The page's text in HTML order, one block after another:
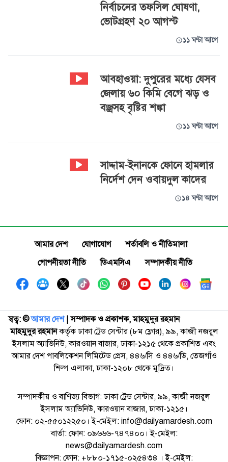
নির্বাচনের তফসিল ঘোষণা,
ভোটগ্রহণ ২০ আগস্ট
১১ ঘণ্টা আগে
আবহাওয়া: দুপুরের মধ্যে যেসব
জেলায় ৬০ কিমি বেগে ঝড় ও
বজ্রসহ বৃষ্টির শঙ্কা
১১ ঘণ্টা আগে
সাদ্দাম-ইনানকে ফোনে হামলার
নির্দেশ দেন ওবায়দুল কাদের
১৪ ঘণ্টা আগে
আমার দেশ যোগাযোগ
শর্তাবলি ও নীতিমালা
গোপনীয়তা নীতি
ডিএমসিএ সম্পাদকীয় নীতি
স্বত্ব: ©️আমার দেশ| সম্পাদক ও প্রকাশক, মাহমুদুর রহমান
মাহমুদুর রহমানকর্তৃক ঢাকা ট্রেড সেন্টার (৮ম ফ্লোর), ৯৯, কাজী নজরুল
ইসলাম অ্যাভিনিউ, কারওয়ান বাজার, ঢাকা-১২১৫ থেকে প্রকাশিত এবং
আমার দেশ পাবলিকেশন লিমিটেড প্রেস, ৪৪৬/সি ও ৪৪৬/ডি, তেজগাঁও
শিল্প এলাকা, ঢাকা-১২০৮ থেকে মুদ্রিত।
সম্পাদকীয় ও বাণিজ্য বিভাগ: ঢাকা ট্রেড সেন্টার, ৯৯, কাজী নজরুল
ইসলাম অ্যাভিনিউ, কারওয়ান বাজার, ঢাকা-১২১৫।
ফোন: ০২-৫৫০১২২৫০। ই-মেইল: info@dailyamardesh.com
বার্তা: ফোন: ০৯৬৬৬-৭৪৭৪০০। ই-মেইল:
news@dailyamardesh.com
বিজ্ঞাপন: ফোন: +৮৮০-১৭১৫-০২৫৪৩৪ । ই-মেইল: